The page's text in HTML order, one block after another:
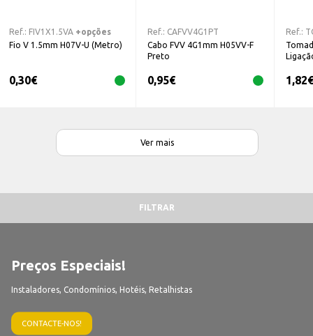
Ref.: FIV1X1.5VA +opções
Fio V 1.5mm H07V-U (Metro)
0,30€
Ref.: CAFVV4G1PT
Cabo FVV 4G1mm H05VV-F
Preto
0,95€
Ref.:
1,82€
Ver mais
FILTRAR
Preços Especiais!
Instaladores, Condomínios, Hotéis, Retalhistas
CONTACTE-NOS!